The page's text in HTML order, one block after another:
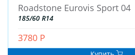
ЗИМНИЕ
ЛЕТНИЕ
ДЛЯ СПЕЦТЕХНИКИ
Roadstone Eurovis Sport 04
185/60 R14
3780 Р